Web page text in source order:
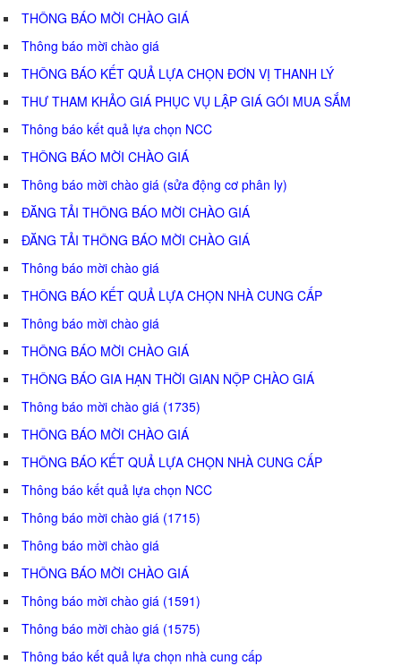
THÔNG BÁO MỜI CHÀO GIÁ
Thông báo mời chào giá
THÔNG BÁO KẾT QUẢ LỰA CHỌN ĐƠN VỊ THANH LÝ
THƯ THAM KHẢO GIÁ PHỤC VỤ LẬP GIÁ GÓI MUA SẮM
Thông báo kết quả lựa chọn NCC
THÔNG BÁO MỜI CHÀO GIÁ
Thông báo mời chào giá (sửa động cơ phân ly)
ĐĂNG TẢI THÔNG BÁO MỜI CHÀO GIÁ
ĐĂNG TẢI THÔNG BÁO MỜI CHÀO GIÁ
Thông báo mời chào giá
THÔNG BÁO KẾT QUẢ LỰA CHỌN NHÀ CUNG CẤP
Thông báo mời chào giá
THÔNG BÁO MỜI CHÀO GIÁ
THÔNG BÁO GIA HẠN THỜI GIAN NỘP CHÀO GIÁ
Thông báo mời chào giá (1735)
THÔNG BÁO MỜI CHÀO GIÁ
THÔNG BÁO KẾT QUẢ LỰA CHỌN NHÀ CUNG CẤP
Thông báo kết quả lựa chọn NCC
Thông báo mời chào giá (1715)
Thông báo mời chào giá
THÔNG BÁO MỜI CHÀO GIÁ
Thông báo mời chào giá (1591)
Thông báo mời chào giá (1575)
Thông báo kết quả lựa chọn nhà cung cấp